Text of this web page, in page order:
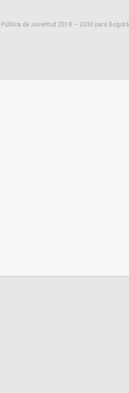
de Juventud 2018 – 2030 para Bogotá